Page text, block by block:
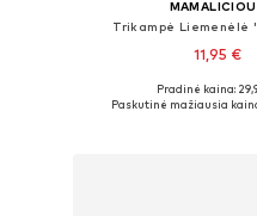
Trikampė Liemenėlė
11,95 €
Galimi dydžiai: 75-80,
Pradinė kaina:
Paskutinė mažiausia